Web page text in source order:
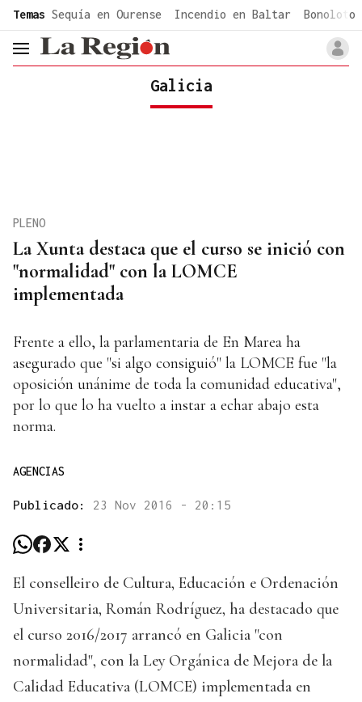
common.go-to-content
Temas Sequía en Ourense Incendio en Baltar Bonoloto
header.menu.open
Galicia
La Xunta destaca que el curso se inició con
"normalidad" con la LOMCE
implementada
PLENO
Frente a ello, la parlamentaria de En Marea ha
asegurado que "si algo consiguió" la LOMCE fue "la
oposición unánime de toda la comunidad educativa",
por lo que lo ha vuelto a instar a echar abajo esta
norma.
AGENCIAS
Publicado: 23 Nov 2016 - 20:15
El conselleiro de Cultura, Educación e Ordenación
Universitaria, Román Rodríguez, ha destacado que
el curso 2016/2017 arrancó en Galicia "con
normalidad", con la Ley Orgánica de Mejora de la
Calidad Educativa (LOMCE) implementada en